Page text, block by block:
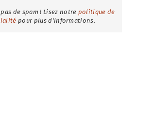
de spam ! Lisez notre politique de
pour plus d'informations.